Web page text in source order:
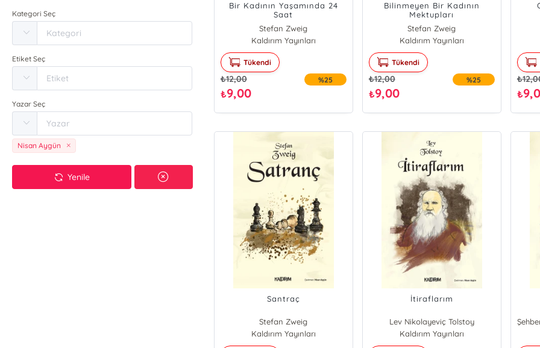
Kategori Seç
Etiket Seç
Yazar Seç
Nisan Aygün
Yenile
Bir Kadının Yaşamında 24
Saat
Stefan Zweig
Kaldırım Yayınları
Tükendi
₺12,00
₺9,00
%25
Bilinmeyen Bir Kadının
Mektupları
Stefan Zweig
Kaldırım Yayınları
Tükendi
₺12,00
₺9,00
%25 ₺
₺
Santraç
Stefan Zweig
Kaldırım Yayınları
İtiraflarım
Lev Nikolayeviç Tolstoy
Kaldırım Yayınları